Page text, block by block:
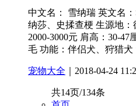
中文名： 雪纳瑞 英文名：
纳莎、史揉查梗 生源地：
2000-3000元 肩高：30-
毛 功能：伴侣犬、狩猎犬
宠物大全 ｜2018-04-24
共14页/134条